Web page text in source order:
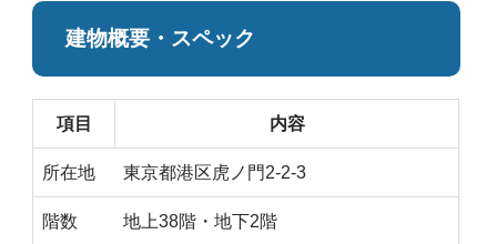
建物概要・スペック
項目 内容
所在地 東京都港区虎ノ門2-2-3
階数 地上38階・地下2階